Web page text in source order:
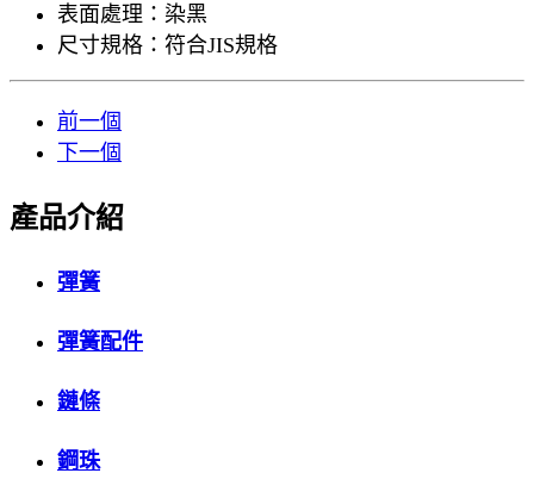
表面處理：染黑
尺寸規格：符合JIS規格
前一個
下一個
產品介紹
彈簧
彈簧配件
鏈條
鋼珠